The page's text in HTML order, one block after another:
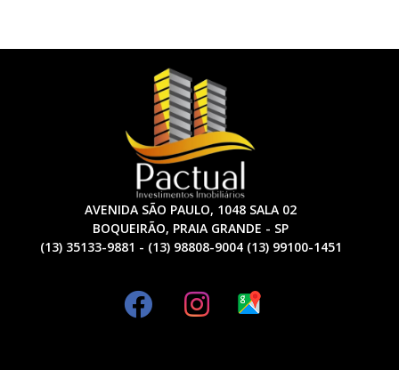
AVENIDA SÃO PAULO, 1048 SALA 02
BOQUEIRÃO, PRAIA GRANDE - SP
(13) 35133-9881 - (13) 98808-9004 (13) 99100-1451